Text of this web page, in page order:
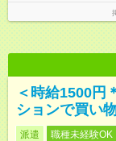
＜時給1500円
ションで買い
派遣 職種未経験OK